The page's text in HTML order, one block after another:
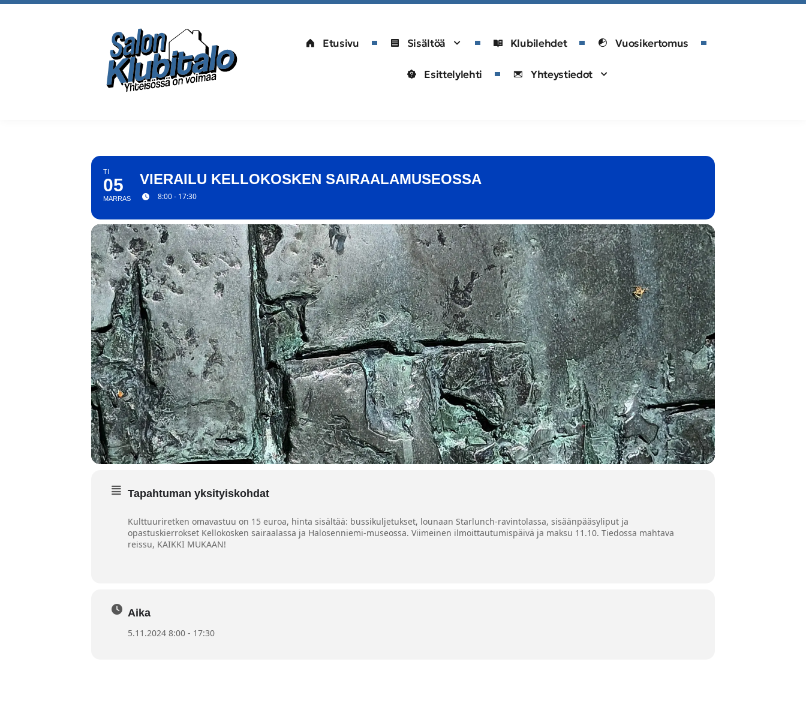
Etusivu Sisältöä Klubilehdet Vuosikertomus
Esittelylehti Yhteystiedot
TI
05
MARRAS
VIERAILU KELLOKOSKEN SAIRAALAMUSEOSSA
8:00 - 17:30
Tapahtuman yksityiskohdat
Kulttuuriretken omavastuu on 15 euroa, hinta sisältää: bussikuljetukset, lounaan Starlunch-ravintolassa, sisäänpääsyliput ja
opastuskierrokset Kellokosken sairaalassa ja Halosenniemi-museossa. Viimeinen ilmoittautumispäivä ja maksu 11.10. Tiedossa mahtava
reissu, KAIKKI MUKAAN!
Aika
5.11.2024 8:00 - 17:30